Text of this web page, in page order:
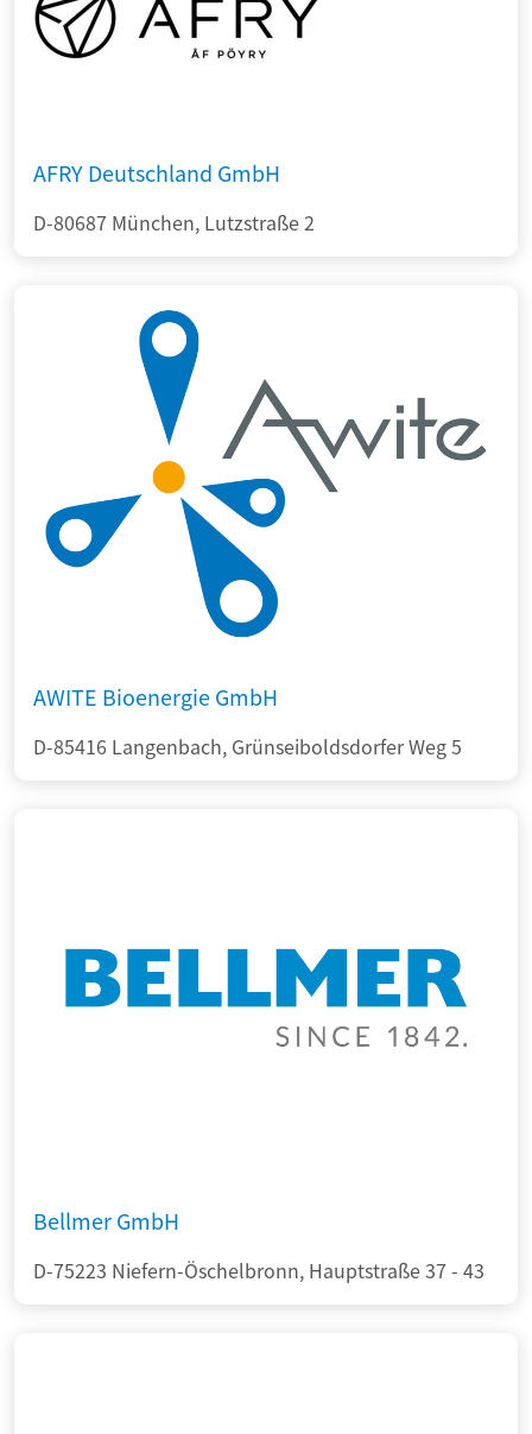
AFRY Deutschland GmbH
D-80687 München, Lutzstraße 2
AWITE Bioenergie GmbH
D-85416 Langenbach, Grünseiboldsdorfer Weg 5
Bellmer GmbH
D-75223 Niefern-Öschelbronn, Hauptstraße 37 - 43